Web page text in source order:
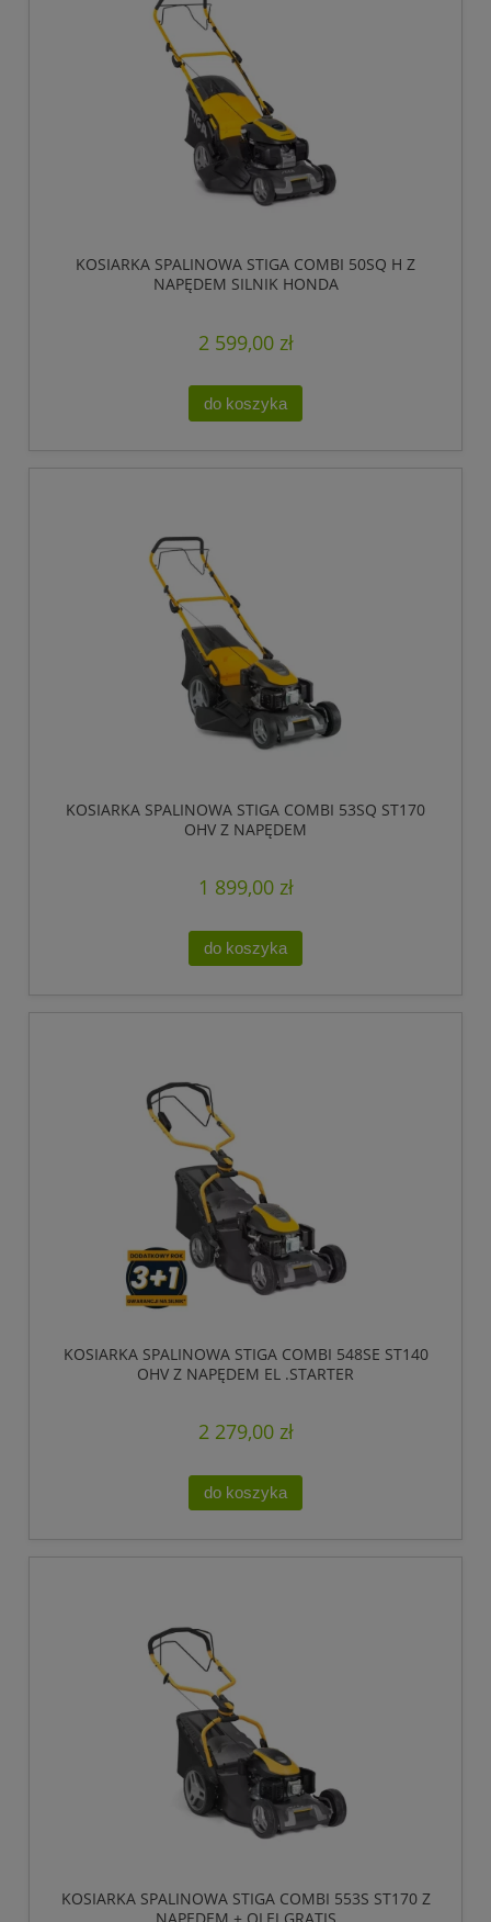
KOSIARKA SPALINOWA STIGA COMBI 50SQ H Z
NAPĘDEM SILNIK HONDA
2 599,00 zł
do koszyka
KOSIARKA SPALINOWA STIGA COMBI 53SQ ST170
OHV Z NAPĘDEM
1 899,00 zł
do koszyka
KOSIARKA SPALINOWA STIGA COMBI 548SE ST140
OHV Z NAPĘDEM EL .STARTER
2 279,00 zł
do koszyka
KOSIARKA SPALINOWA STIGA COMBI 553S ST170 Z